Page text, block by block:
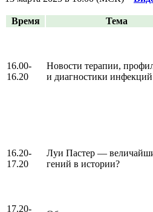
Время Тема
16.00-
16.20
Новости терапии,
и диагностики инфекций
16.20-
17.20
Луи Пастер —
гений в истории?
17.20-